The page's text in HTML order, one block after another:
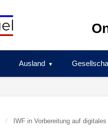
Ausland
/ IWF in Vorbereitung auf